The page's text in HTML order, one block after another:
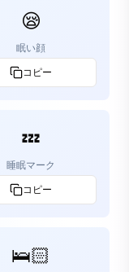
😪
眠い顔
コピー
💤
睡眠マーク
コピー
🛌🏻